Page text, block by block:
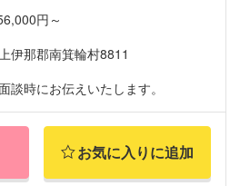
円～
伊那郡南箕輪村8811
談時にお伝えいたします。
お気に入りに追加